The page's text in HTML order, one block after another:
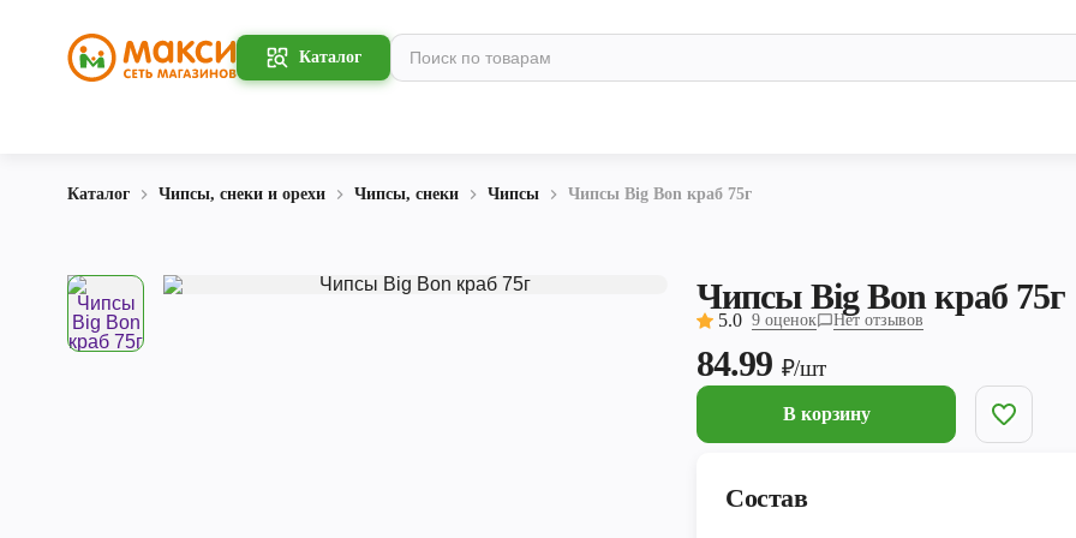
Каталог
Каталог Чипсы, снеки и орехи Чипсы, снеки Чипсы Чипсы Big Bon краб 75г
Чипсы Big Bon краб 75г
5.0 9 оценок Нет отзывов
84.99 ₽/шт
В корзину
Состав